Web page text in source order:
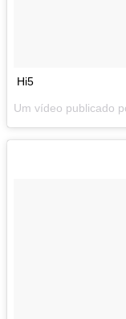
Hi5
Um vídeo publicado